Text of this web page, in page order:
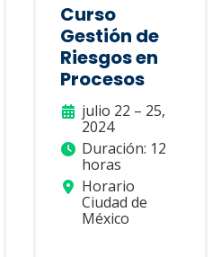
Curso
Gestión de
Riesgos en
Procesos
julio 22 – 25,
2024
Duración: 12
horas
Horario
Ciudad de
México